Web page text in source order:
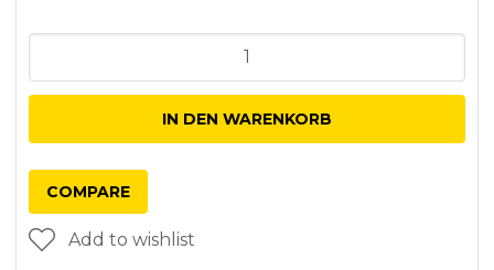
Menge
IN DEN WARENKORB
COMPARE
Add to wishlist